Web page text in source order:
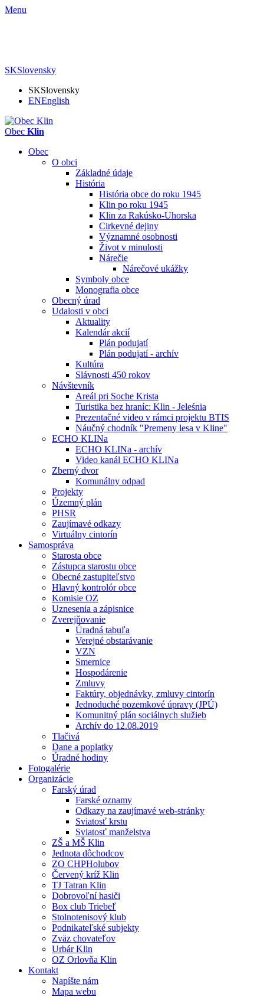
Menu
SKSlovensky
SKSlovensky
ENEnglish
Obec Klin
Obec
O obci
Základné údaje
História
História obce do roku 1945
Klin po roku 1945
Klin za Rakúsko-Uhorska
Cirkevné dejiny
Významné osobnosti
Život v minulosti
Nárečie
Nárečové ukážky
Symboly obce
Monografia obce
Obecný úrad
Udalosti v obci
Aktuality
Kalendár akcií
Plán podujatí
Plán podujatí - archív
Kultúra
Slávnosti 450 rokov
Návštevník
Areál pri Soche Krista
Turistika bez hraníc: Klin - Jeleśnia
Prezentačné video v rámci projektu BTIS
Náučný chodník "Premeny lesa v Kline"
ECHO KLINa
ECHO KLINa - archív
Video kanál ECHO KLINa
Zberný dvor
Komunálny odpad
Projekty
Územný plán
PHSR
Zaujímavé odkazy
Virtuálny cintorín
Samospráva
Starosta obce
Zástupca starostu obce
Obecné zastupiteľstvo
Hlavný kontrolór obce
Komisie OZ
Uznesenia a zápisnice
Zverejňovanie
Úradná tabuľa
Verejné obstarávanie
VZN
Smernice
Hospodárenie
Zmluvy
Faktúry, objednávky, zmluvy cintorín
Jednoduché pozemkové úpravy (JPÚ)
Komunitný plán sociálnych služieb
Archív do 12.08.2019
Tlačivá
Dane a poplatky
Úradné hodiny
Fotogalérie
Organizácie
Farský úrad
Farské oznamy
Odkazy na zaujímavé web-stránky
Sviatosť krstu
Sviatosť manželstva
ZŠ a MŠ Klin
Jednota dôchodcov
ZO CHPHolubov
Červený kríž Klin
TJ Tatran Klin
Dobrovoľní hasiči
Box club Triebeľ
Stolnotenisový klub
Podnikateľské subjekty
Zväz chovateľov
Urbár Klin
OZ Orlovňa Klin
Kontakt
Napíšte nám
Mapa webu